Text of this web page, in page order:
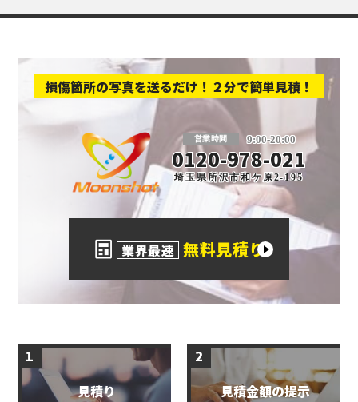
損傷箇所の写真を送るだけ！２分で簡単見積！
営業時間 9:00-20:00
0120-978-021
埼玉県所沢市和ケ原2-195
業界最速 無料見積り
1
見積り
2
見積金額の提示